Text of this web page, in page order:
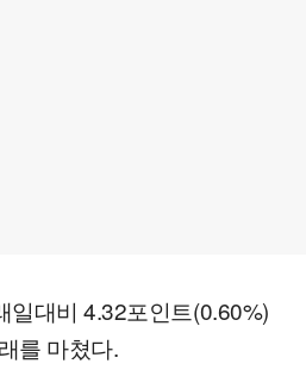
일대비 4.32포인트(0.60%)
를 마쳤다.